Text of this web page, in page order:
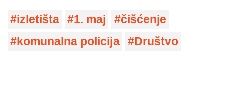
izletišta 1. maj
čišćenje
komunalna policija
Društvo